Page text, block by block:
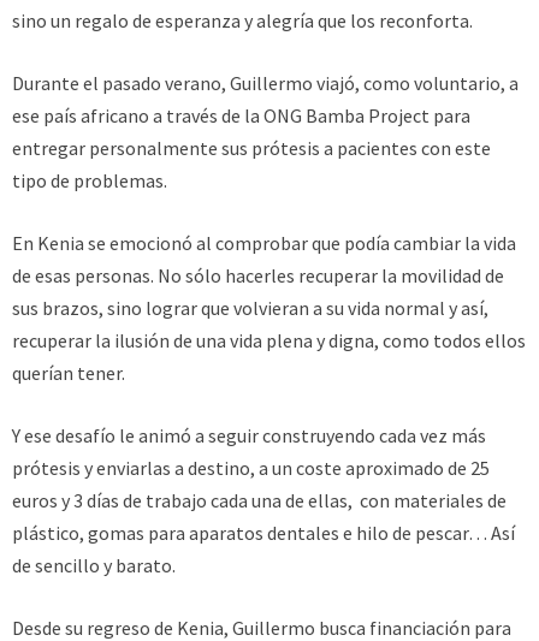
sino un regalo de esperanza y alegría que los reconforta.
Durante el pasado verano, Guillermo viajó, como voluntario, a
ese país africano a través de la ONG Bamba Project para
entregar personalmente sus prótesis a pacientes con este
tipo de problemas.
En Kenia se emocionó al comprobar que podía cambiar la vida
de esas personas. No sólo hacerles recuperar la movilidad de
sus brazos, sino lograr que volvieran a su vida normal y así,
recuperar la ilusión de una vida plena y digna, como todos ellos
querían tener.
Y ese desafío le animó a seguir construyendo cada vez más
prótesis y enviarlas a destino, a un coste aproximado de 25
euros y 3 días de trabajo cada una de ellas, con materiales de
plástico, gomas para aparatos dentales e hilo de pescar… Así
de sencillo y barato.
Desde su regreso de Kenia, Guillermo busca financiación para